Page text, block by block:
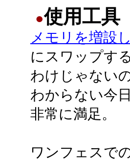
●使用工具
メモリを増設
にスワップす
わけじゃない
わからない今
非常に満足。
ワンフェスで